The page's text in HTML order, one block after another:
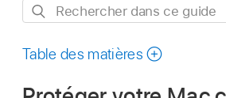
Rechercher
ce
Table des matières